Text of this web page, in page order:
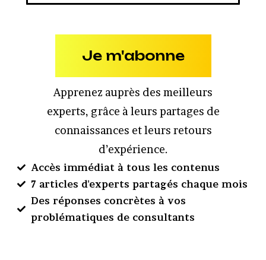
Je m'abonne
Apprenez auprès des meilleurs
experts, grâce à leurs partages de
connaissances et leurs retours
d’expérience.
Accès immédiat à tous les contenus
7 articles d'experts partagés chaque mois
Des réponses concrètes à vos
problématiques de consultants